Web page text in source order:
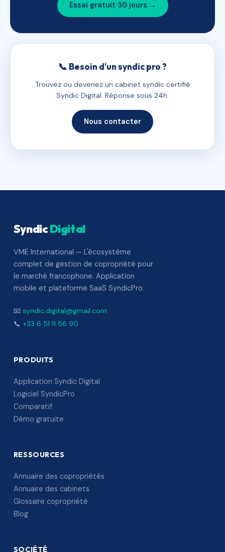
Essai gratuit 30 jours →
📞 Besoin d'un syndic pro ?
Trouvez ou devenez un cabinet syndic certifié
Syndic Digital. Réponse sous 24h.
Nous contacter
SyndicDigital
VME International — L'écosystème
complet de gestion de copropriété pour
le marché francophone. Application
mobile et plateforme SaaS SyndicPro.
📧 syndic.digital@gmail.com
📞 +33 6 51 11 56 90
PRODUITS
Application Syndic Digital
Logiciel SyndicPro
Comparatif
Démo gratuite
RESSOURCES
Annuaire des copropriétés
Annuaire des cabinets
Glossaire copropriété
Blog
SOCIÉTÉ